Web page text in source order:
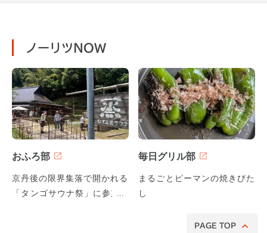
ノーリツNOW
おふろ部
京丹後の限界集落で開かれる
「タンゴサウナ祭」に参加し
毎日グリル部
まるごとピーマンの焼きびた
し
PAGE TOP